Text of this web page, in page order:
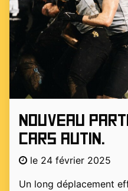
Nouveau
Cars Autin.
le 24 février 2025
Un long déplacement